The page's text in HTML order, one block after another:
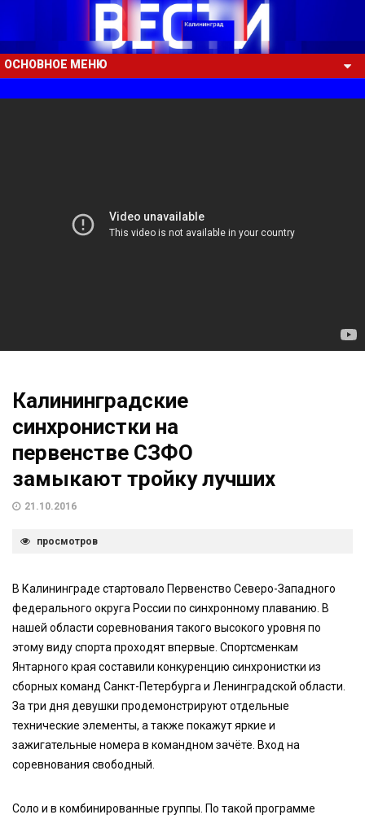
ОСНОВНОЕ МЕНЮ
Калининградские
синхронистки на
первенстве СЗФО
замыкают тройку лучших
21.10.2016
просмотров
В Калининграде стартовало Первенство Северо-Западного
федерального округа России по синхронному плаванию. В
нашей области соревнования такого высокого уровня по
этому виду спорта проходят впервые. Спортсменкам
Янтарного края составили конкуренцию синхронистки из
сборных команд Санкт-Петербурга и Ленинградской области.
За три дня девушки продемонстрируют отдельные
технические элементы, а также покажут яркие и
зажигательные номера в командном зачёте. Вход на
соревнования свободный.
Соло и в комбинированные группы. По такой программе